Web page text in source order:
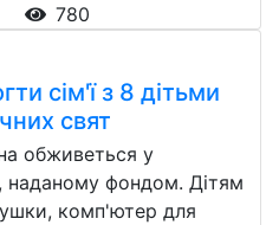
780
сім'ї з 8 дітьми
свят
обживеться у
фондом. Дітям
комп'ютер для